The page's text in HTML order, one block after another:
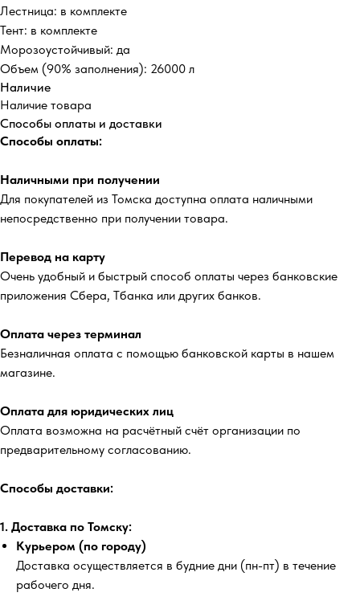
Лестница: в комплекте
Тент: в комплекте
Морозоустойчивый: да
Объем (90% заполнения): 26000 л
Наличие
Наличие товара
Способы оплаты и доставки
Способы оплаты:
Наличными при получении
Для покупателей из Томска доступна оплата наличными
непосредственно при получении товара.
Перевод на карту
Очень удобный и быстрый способ оплаты через банковские
приложения Сбера, Тбанка или других банков.
Оплата через терминал
Безналичная оплата с помощью банковской карты в нашем
магазине.
Оплата для юридических лиц
Оплата возможна на расчётный счёт организации по
предварительному согласованию.
Способы доставки:
1. Доставка по Томску:
Курьером (по городу)
Доставка осуществляется в будние дни (пн-пт) в течение
рабочего дня.